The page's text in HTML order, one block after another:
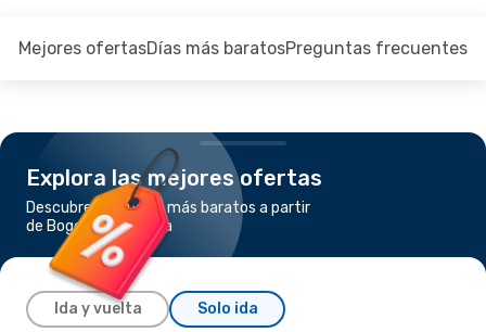
Mejores ofertasDías más baratosPreguntas frecuentes
Explora las mejores ofertas
Descubre los vuelos más baratos a partir
de Bogotá a Armenia
Ida y vuelta Solo ida